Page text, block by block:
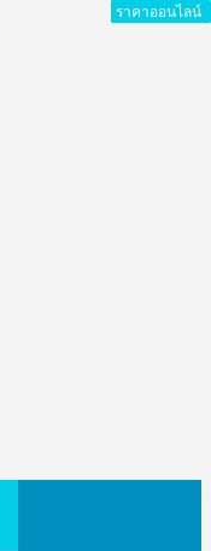
ราคาออนไลน์
ราคาออนไลน์
ราคาออนไลน์
ราคาออนไลน์
ราคาออนไลน์
ราคาออนไลน์
ราคาออนไลน์